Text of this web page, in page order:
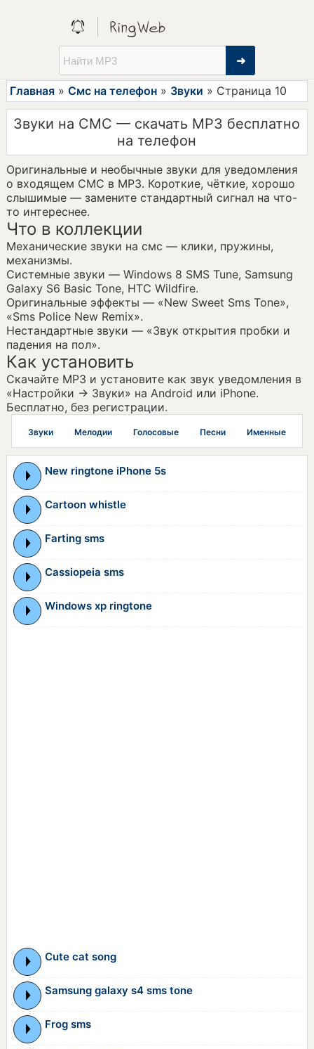
➜
Главная »Смс на телефон » Звуки » Страница 10
Звуки на СМС — скачать MP3 бесплатно
на телефон
Оригинальные и необычные звуки для уведомления
о входящем СМС в MP3. Короткие, чёткие, хорошо
слышимые — замените стандартный сигнал на что-
то интереснее.
Что в коллекции
Механические звуки на смс — клики, пружины,
механизмы.
Системные звуки — Windows 8 SMS Tune, Samsung
Galaxy S6 Basic Tone, HTC Wildfire.
Оригинальные эффекты — «New Sweet Sms Tone»,
«Sms Police New Remix».
Нестандартные звуки — «Звук открытия пробки и
падения на пол».
Как установить
Скачайте MP3 и установите как звук уведомления в
«Настройки → Звуки» на Android или iPhone.
Бесплатно, без регистрации.
Звуки Мелодии Голосовые Песни Именные
New ringtone iPhone 5s
Cartoon whistle
Farting sms
Cassiopeia sms
Windows xp ringtone
Cute cat song
Samsung galaxy s4 sms tone
Frog sms